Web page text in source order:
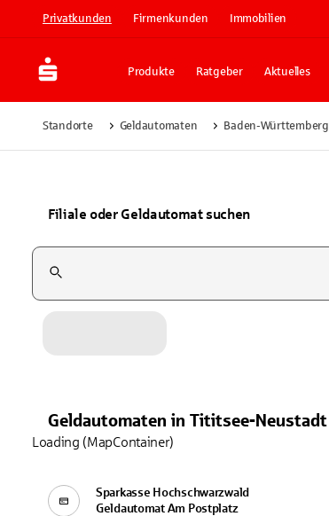
Privatkunden Firmenkunden Immobilien
Produkte Ratgeber Aktuelles
Standorte Geldautomaten Baden-Württemberg
Filiale oder Geldautomat suchen
Suchfeld
Geldautomaten in Tititsee-Neustadt
Sparkasse Hochschwarzwald
Geldautomat Am Postplatz
Loading (MapContainer)